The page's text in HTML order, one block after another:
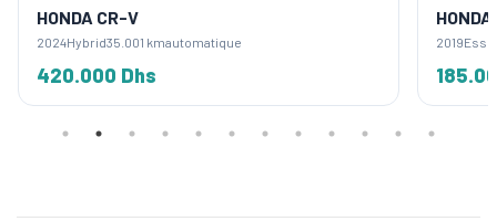
HONDA CR-V
2024Hybrid35.001 kmautomatique
420.000 Dhs
2019